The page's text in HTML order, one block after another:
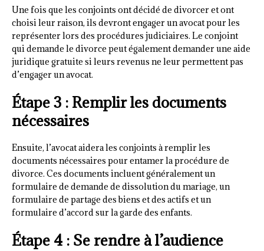
Une fois que les conjoints ont décidé de divorcer et ont
choisi leur raison, ils devront engager un avocat pour les
représenter lors des procédures judiciaires. Le conjoint
qui demande le divorce peut également demander une aide
juridique gratuite si leurs revenus ne leur permettent pas
d’engager un avocat.
Étape 3 : Remplir les documents
nécessaires
Ensuite, l’avocat aidera les conjoints à remplir les
documents nécessaires pour entamer la procédure de
divorce. Ces documents incluent généralement un
formulaire de demande de dissolution du mariage, un
formulaire de partage des biens et des actifs et un
formulaire d’accord sur la garde des enfants.
Étape 4 : Se rendre à l’audience